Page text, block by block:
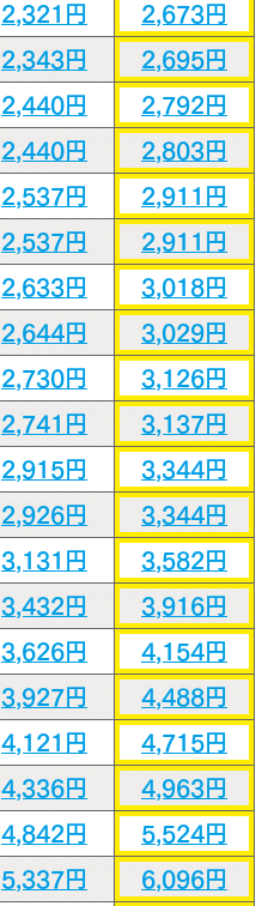
2,321円 2,673円
2,343円 2,695円
2,440円 2,792円
2,440円 2,803円
2,537円 2,911円
2,537円 2,911円
2,633円 3,018円
2,644円 3,029円
2,730円 3,126円
2,741円 3,137円
2,915円 3,344円
2,926円 3,344円
3,131円 3,582円
3,432円 3,916円
3,626円 4,154円
3,927円 4,488円
4,121円 4,715円
4,336円 4,963円
4,842円 5,524円
5,337円 6,096円